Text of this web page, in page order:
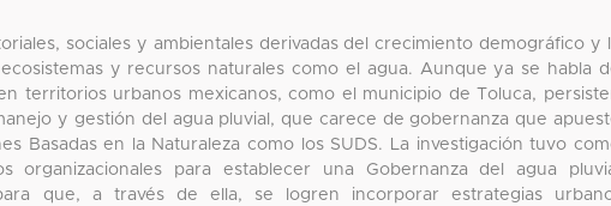
sociales y ambientales derivadas del crecimiento demográfico y
y recursos naturales como el agua. Aunque ya se habla
territorios urbanos mexicanos, como el municipio de Toluca,
y gestión del agua pluvial, que carece de gobernanza que
Basadas en la Naturaleza como los SUDS. La investigación tuvo
organizacionales para establecer una Gobernanza del agua
que, a través de ella, se logren incorporar estrategias